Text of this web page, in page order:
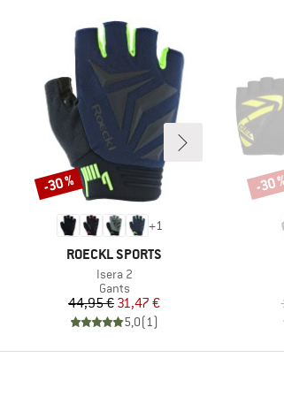
+1
MARQUE
ROECKL SPORTS
Article
Isera 2
Product group
Gants
Prix
44,95 €Prix réduit
31,47 €
5,0(1)
Remise
-30 % -30